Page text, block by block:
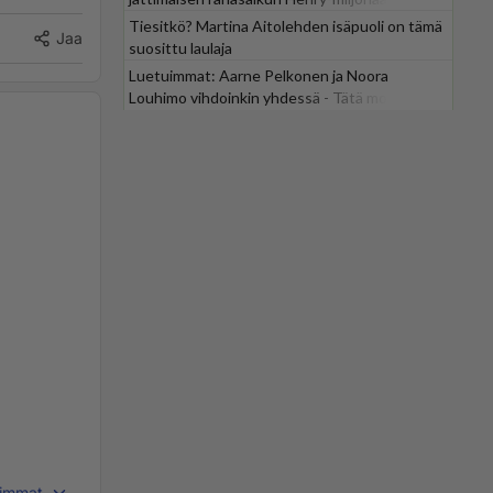
Jaa
Tiesitkö? Martina Aitolehden isäpuoli on tämä
suosittu laulaja
Luetuimmat: Aarne Pelkonen ja Noora
Louhimo vihdoinkin yhdessä - Tätä moni jo